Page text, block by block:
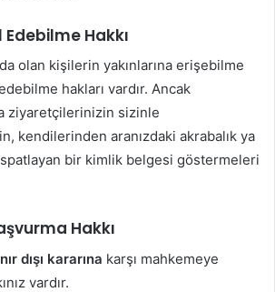
Hakkı
olan kişilerin yakınlarına erişebilme
hakları vardır. Ancak
ziyaretçilerinizin sizinle
kendilerinden aranızdaki akrabalık ya
ispatlayan bir kimlik belgesi göstermeleri
Hakkı
dışı kararına karşı mahkemeye
vardır.